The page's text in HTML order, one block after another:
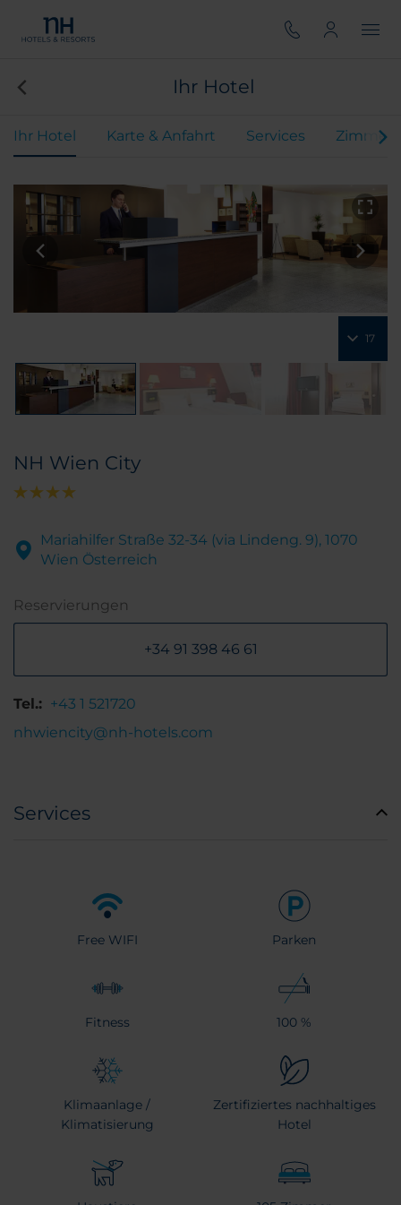
Ihr Hotel
Ihr Hotel Karte & Anfahrt Services Zimmer
17
NH Wien City
Mariahilfer Straße 32-34 (via Lindeng. 9), 1070
Wien Österreich
Reservierungen
+34 91 398 46 61
Tel.: +43 1 521720
nhwiencity@nh-hotels.com
Services
Free WIFI Parken
Fitness 100 %
Klimaanlage /
Klimatisierung
Zertifiziertes nachhaltiges
Hotel